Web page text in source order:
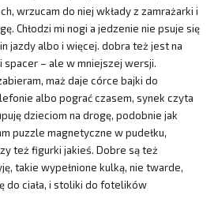
wrzucam do niej wkłady z zamrażarki i
Chłodzi mi nogi a jedzenie nie psuje się
jazdy albo i więcej. dobra też jest na
spacer – ale w mniejszej wersji.
maż daje córce bajki do
albo pograć czasem, synek czyta
dzieciom na drogę, podobnie jak
puzzle magnetyczne w pudełku,
też figurki jakieś. Dobre są też
takie wypełnione kulką, nie twarde,
do ciała, i stoliki do fotelików